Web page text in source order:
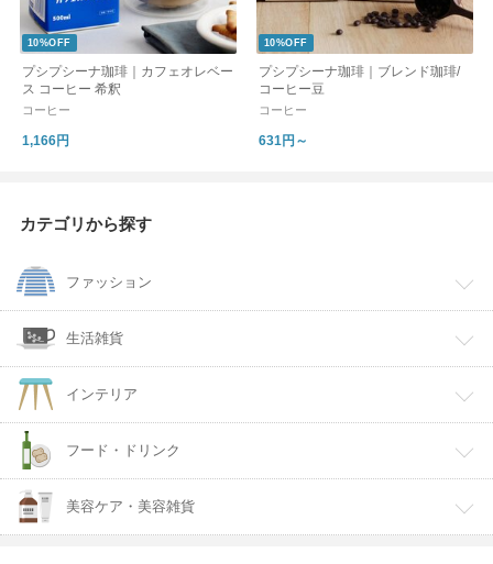
10%OFF
プシプシーナ珈琲｜カフェオレベー
ス コーヒー 希釈
コーヒー
1,166円
10%OFF
プシプシーナ珈琲｜ブレンド珈琲/
コーヒー豆
コーヒー
631円～
カテゴリから探す
ファッション
生活雑貨
インテリア
フード・ドリンク
美容ケア・美容雑貨